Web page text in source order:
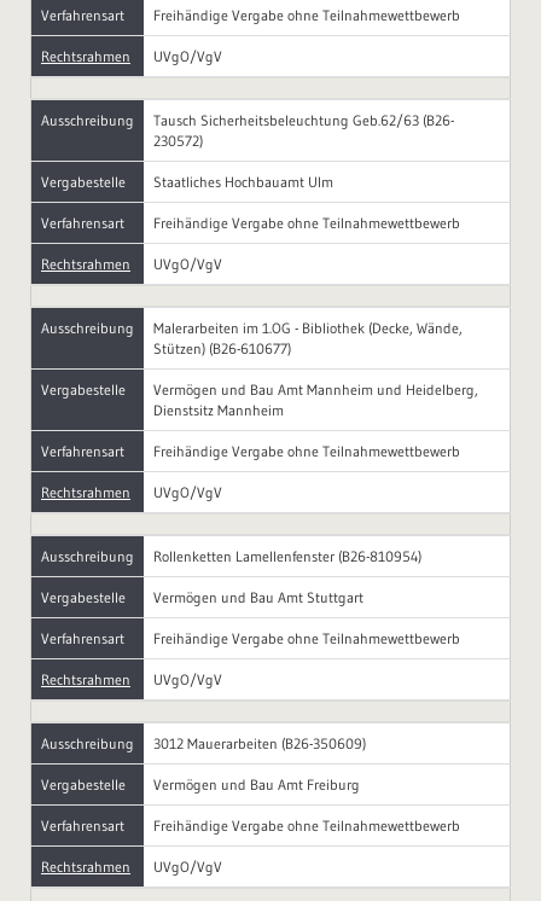
Verfahrensart Freihändige Vergabe ohne Teilnahmewettbewerb
Rechtsrahmen UVgO/VgV
Ausschreibung
Tausch Sicherheitsbeleuchtung Geb.62/63 (B26-
230572)
Vergabestelle Staatliches Hochbauamt Ulm
Verfahrensart Freihändige Vergabe ohne Teilnahmewettbewerb
Rechtsrahmen UVgO/VgV
Ausschreibung
Malerarbeiten im 1.OG - Bibliothek (Decke, Wände,
Stützen) (B26-610677)
Vergabestelle
Vermögen und Bau Amt Mannheim und Heidelberg,
Dienstsitz Mannheim
Verfahrensart Freihändige Vergabe ohne Teilnahmewettbewerb
Rechtsrahmen UVgO/VgV
Ausschreibung Rollenketten Lamellenfenster (B26-810954)
Vergabestelle Vermögen und Bau Amt Stuttgart
Verfahrensart Freihändige Vergabe ohne Teilnahmewettbewerb
Rechtsrahmen UVgO/VgV
Ausschreibung 3012 Mauerarbeiten (B26-350609)
Vergabestelle Vermögen und Bau Amt Freiburg
Verfahrensart Freihändige Vergabe ohne Teilnahmewettbewerb
Rechtsrahmen UVgO/VgV